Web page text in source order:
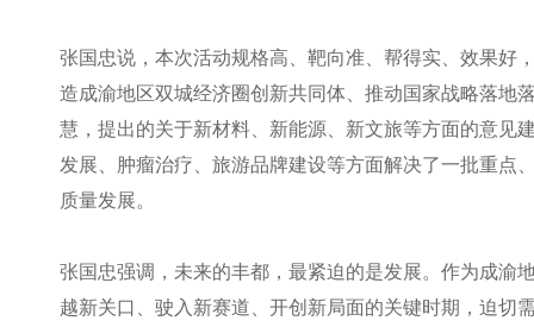
张国忠说，本次活动规格高、靶向准、帮得实、效果好
造成渝地区双城经济圈创新共同体、推动国家战略落地
慧，提出的关于新材料、新能源、新文旅等方面的意见
发展、肿瘤治疗、旅游品牌建设等方面解决了一批重点
质量发展。
张国忠强调，未来的丰都，最紧迫的是发展。作为成渝
越新关口、驶入新赛道、开创新局面的关键时期，迫切